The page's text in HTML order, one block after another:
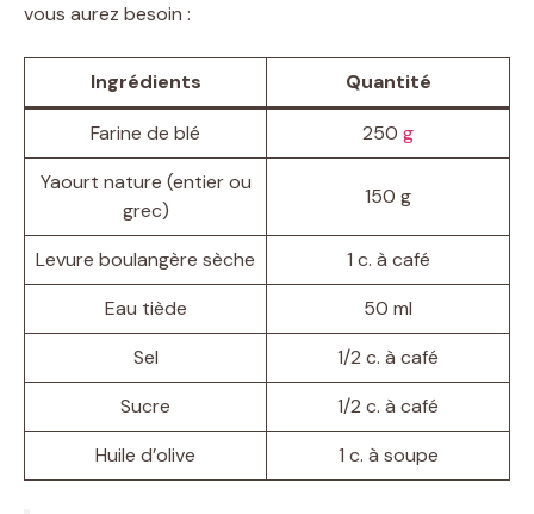
vous aurez besoin :
Ingrédients Quantité
Farine de blé 250 g
Yaourt nature (entier ou
grec)
150 g
Levure boulangère sèche
1 c. à café
Eau tiède
50 ml
Sel
1/2 c. à café
Sucre
1/2 c. à café
Huile d’olive
1 c. à soupe